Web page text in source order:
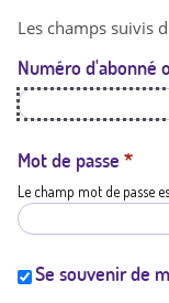
Les champs suivis
Numéro d'abonné
Mot de passe *
Le champ mot de passe
Se souvenir de